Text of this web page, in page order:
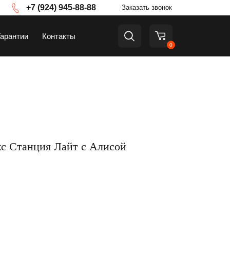
Контакты
Заказать звонок
+7 (924) 945-88-88
0
Станция Лайт с Алисой
ТВ и приставки